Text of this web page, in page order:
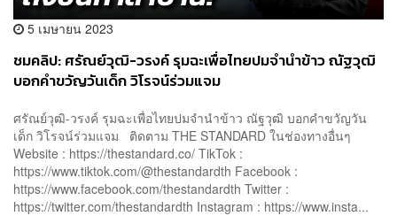
5 เมษายน 2023
ชมคลิป: ศรัณย์วุฒิ-วรงค์ รุมฉะเพื่อไทยปมจำนำข้าว ณัฐวุฒิ
บอกคำขวัญวันเด็ก วิโรจน์ร่วมแจม
ศรัณย์วุฒิ-วรงค์ รุมฉะเพื่อไทยปมจำนำข้าว ณัฐวุฒิ บอกคำขวัญวัน
เด็ก วิโรจน์ร่วมแจม ติดตาม THE STANDARD ในช่องทางอื่นๆ
Website : https://thestandard.co/ TikTok :
https://www.tiktok.com/@thestandardth Facebook :
https://www.facebook.com/thestandardth Twitter :
https://twitter.com/thestandardth Instagram : https://www.insta...